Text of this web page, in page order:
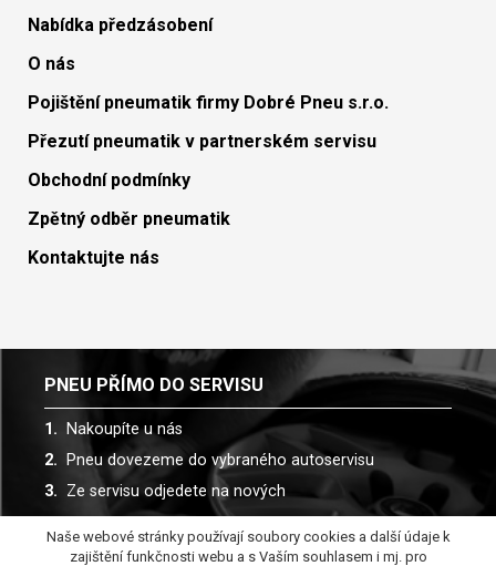
Nabídka předzásobení
O nás
Pojištění pneumatik firmy Dobré Pneu s.r.o.
Přezutí pneumatik v partnerském servisu
Obchodní podmínky
Zpětný odběr pneumatik
Kontaktujte nás
PNEU PŘÍMO DO SERVISU
Nakoupíte u nás
Pneu dovezeme do vybraného autoservisu
Ze servisu odjedete na nových
Spolupracujeme s více než 30 autoservisy
Naše webové stránky používají soubory cookies a další údaje k
zajištění funkčnosti webu a s Vaším souhlasem i mj. pro